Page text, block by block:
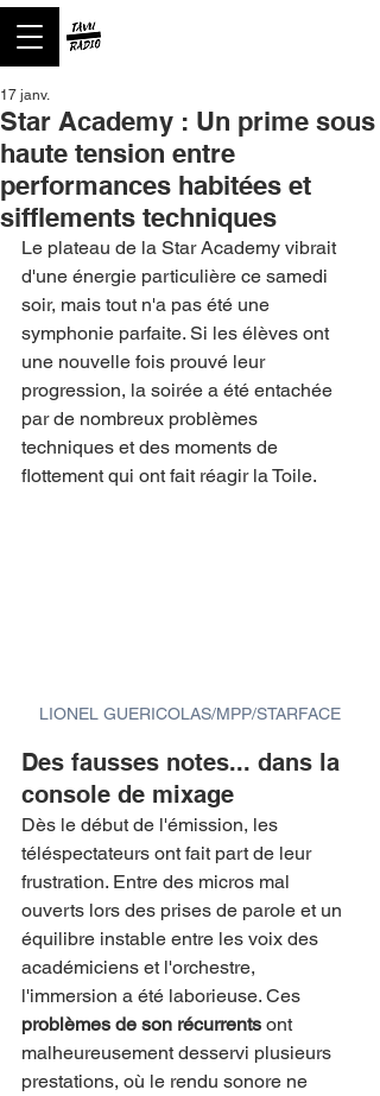
Star Academy : Un prime sous
haute tension entre
performances habitées et
sifflements techniques
17 janv.
Le plateau de la Star Academy vibrait
d'une énergie particulière ce samedi
soir, mais tout n'a pas été une
symphonie parfaite. Si les élèves ont
une nouvelle fois prouvé leur
progression, la soirée a été entachée
par de nombreux problèmes
techniques et des moments de
flottement qui ont fait réagir la Toile.
LIONEL GUERICOLAS/MPP/STARFACE
Des fausses notes... dans la
console de mixage
Dès le début de l'émission, les
téléspectateurs ont fait part de leur
frustration. Entre des micros mal
ouverts lors des prises de parole et un
équilibre instable entre les voix des
académiciens et l'orchestre,
l'immersion a été laborieuse. Ces
problèmes de son récurrents ont
malheureusement desservi plusieurs
prestations, où le rendu sonore ne